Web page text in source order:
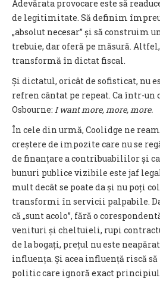
Adevărata provocare este să
de legitimitate. Să definim
„absolut necesar” și să construim
trebuie, dar oferă pe măsură.
transformă în dictat fiscal.
Și dictatul, oricât de sofisticat, nu
refren cântat pe repeat. Ca într-un
Osbourne: I want more, more, more.
În cele din urmă, Coolidge ne
creștere de impozite care nu se
de finanțare a contribuabililor și
bunuri publice vizibile este jaf
mult decât se poate da și nu poți
transformi în servicii palpabile.
că „sunt acolo”, fără o
venituri și cheltuieli, rupi
de la bogați, prețul nu este
influența. Și acea influență riscă
politic care ignoră exact